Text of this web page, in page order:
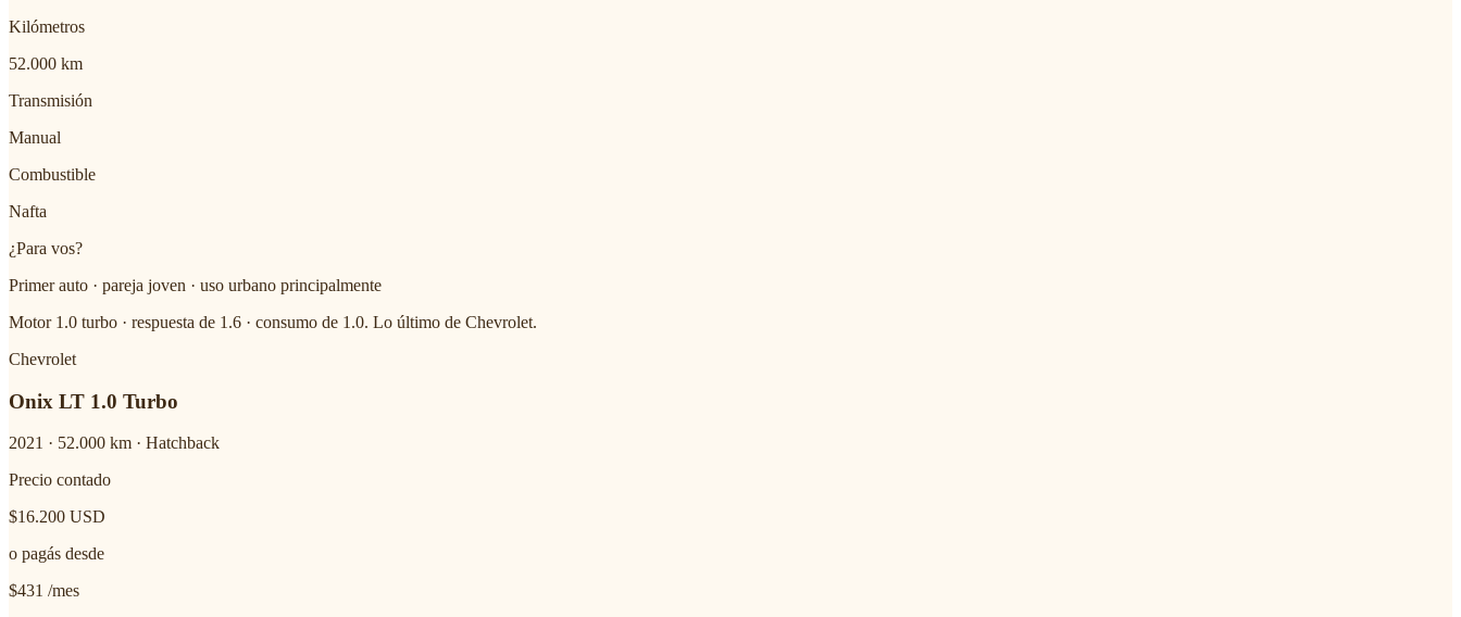
Kilómetros
52.000 km
Transmisión
Manual
Combustible
Nafta
¿Para vos?
Primer auto · pareja joven · uso urbano principalmente
Motor 1.0 turbo · respuesta de 1.6 · consumo de 1.0. Lo último de Chevrolet.
Chevrolet
Onix LT 1.0 Turbo
2021 · 52.000 km · Hatchback
Precio contado
$16.200 USD
o pagás desde
$431 /mes